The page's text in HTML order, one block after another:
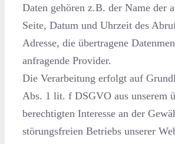
Daten gehören z.B. der Name der
Seite, Datum und Uhrzeit des
Adresse, die übertragene
anfragende Provider.
Die Verarbeitung erfolgt auf
Abs. 1 lit. f DSGVO aus unserem
berechtigten Interesse an der
störungsfreien Betriebs unserer